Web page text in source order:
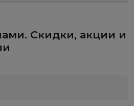
Скидки, акции и